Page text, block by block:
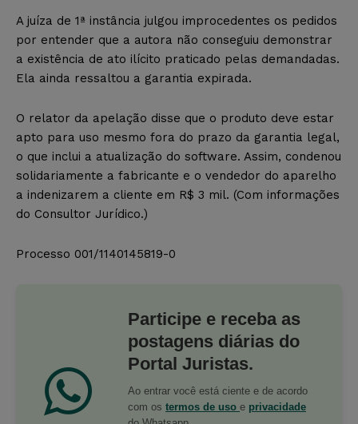
A juíza de 1ª instância julgou improcedentes os pedidos
por entender que a autora não conseguiu demonstrar
a existência de ato ilícito praticado pelas demandadas.
Ela ainda ressaltou a garantia expirada.
O relator da apelação disse que o produto deve estar
apto para uso mesmo fora do prazo da garantia legal,
o que inclui a atualização do software. Assim, condenou
solidariamente a fabricante e o vendedor do aparelho
a indenizarem a cliente em R$ 3 mil. (Com informações
do Consultor Jurídico.)
Processo 001/1140145819-0
Participe e receba as
postagens diárias do
Portal Juristas.
Ao entrar você está ciente e de acordo
com os termos de uso e privacidade